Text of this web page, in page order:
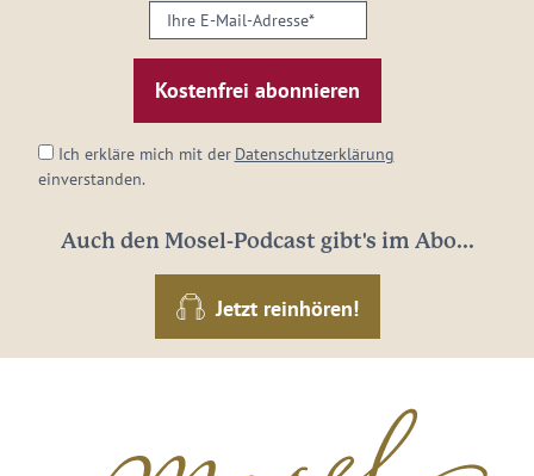
Ihre
E-
Mail-
Adresse:
Ich erkläre mich mit der Datenschutzerklärung
einverstanden.
Auch den Mosel-Podcast gibt's im Abo...
Jetzt reinhören!